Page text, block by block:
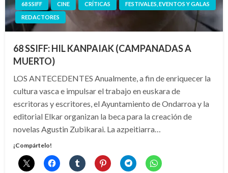
68 SSIFF CINE CRÍTICAS
FESTIVALES, EVENTOS Y GALAS
REDACTORES
68 SSIFF: HIL KANPAIAK (CAMPANADAS A
MUERTO)
LOS ANTECEDENTES Anualmente, a fin de enriquecer la
cultura vasca e impulsar el trabajo en euskara de
escritoras y escritores, el Ayuntamiento de Ondarroa y la
editorial Elkar organizan la beca para la creación de
novelas Agustin Zubikarai. La azpeitiarra…
¡Compártelo!